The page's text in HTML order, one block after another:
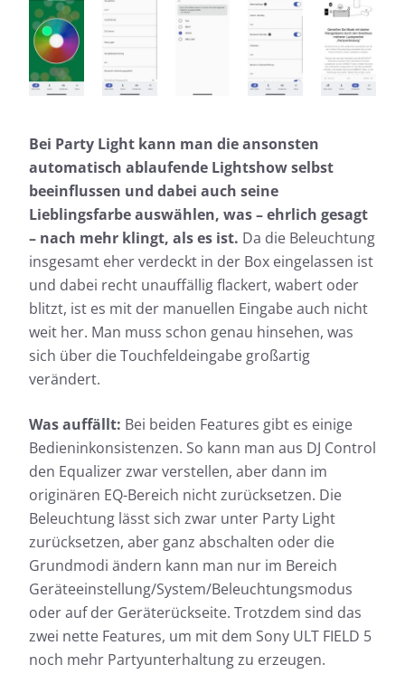
Bei Party Light kann man die ansonsten
automatisch ablaufende Lightshow selbst
beeinflussen und dabei auch seine
Lieblingsfarbe auswählen, was – ehrlich gesagt
– nach mehr klingt, als es ist. Da die Beleuchtung
insgesamt eher verdeckt in der Box eingelassen ist
und dabei recht unauffällig flackert, wabert oder
blitzt, ist es mit der manuellen Eingabe auch nicht
weit her. Man muss schon genau hinsehen, was
sich über die Touchfeldeingabe großartig
verändert.
Was auffällt: Bei beiden Features gibt es einige
Bedieninkonsistenzen. So kann man aus DJ Control
den Equalizer zwar verstellen, aber dann im
originären EQ-Bereich nicht zurücksetzen. Die
Beleuchtung lässt sich zwar unter Party Light
zurücksetzen, aber ganz abschalten oder die
Grundmodi ändern kann man nur im Bereich
Geräteeinstellung/System/Beleuchtungsmodus
oder auf der Geräterückseite. Trotzdem sind das
zwei nette Features, um mit dem Sony ULT FIELD 5
noch mehr Partyunterhaltung zu erzeugen.